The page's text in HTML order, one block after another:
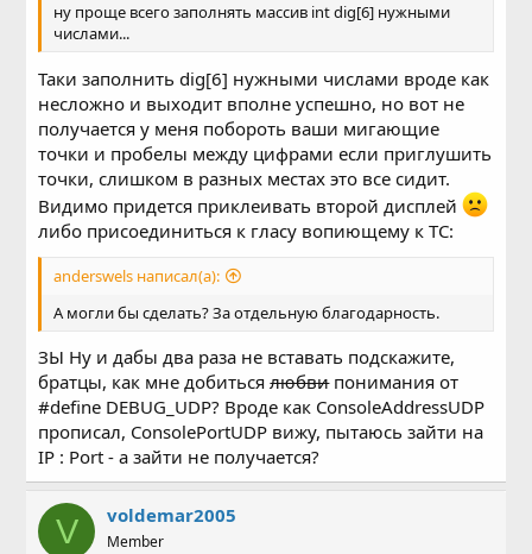
ну проще всего заполнять массив int dig[6] нужными
числами...
Таки заполнить dig[6] нужными числами вроде как
несложно и выходит вполне успешно, но вот не
получается у меня побороть ваши мигающие
точки и пробелы между цифрами если приглушить
точки, слишком в разных местах это все сидит.
Видимо придется приклеивать второй дисплей
либо присоединиться к гласу вопиющему к ТС:
anderswels написал(а):
А могли бы сделать? За отдельную благодарность.
ЗЫ Ну и дабы два раза не вставать подскажите,
братцы, как мне добитьсялюбвипонимания от
#define DEBUG_UDP? Вроде как ConsoleAddressUDP
прописал, ConsolePortUDP вижу, пытаюсь зайти на
IP : Port - а зайти не получается?
V voldemar2005
Member